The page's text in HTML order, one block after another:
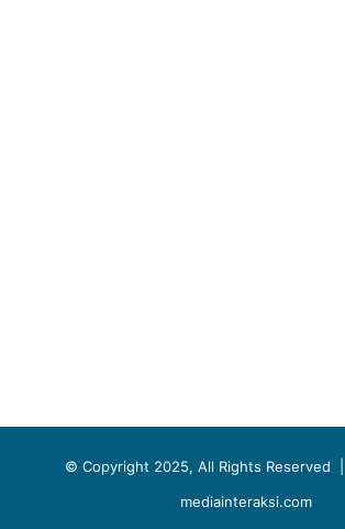
© Copyright 2025, All Rights Reserved |
mediainteraksi.com